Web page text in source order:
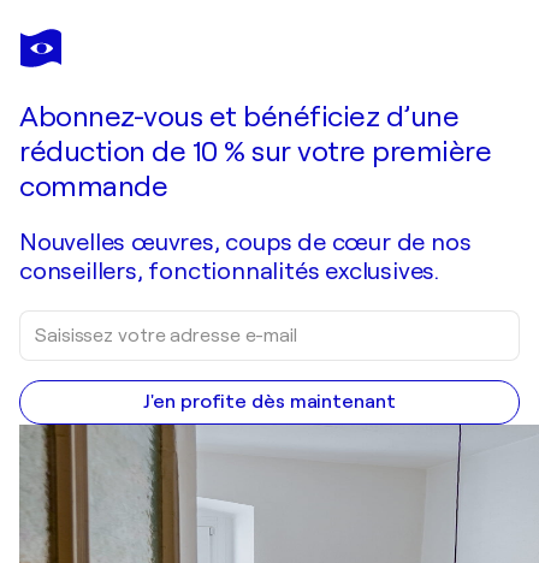
Abonnez-vous et bénéficiez d’une
réduction de 10 % sur votre première
commande
Nouvelles œuvres, coups de cœur de nos
conseillers, fonctionnalités exclusives.
J'en profite dès maintenant